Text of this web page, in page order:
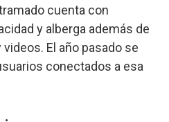
cuenta con
y alberga además de
El año pasado se
conectados a esa